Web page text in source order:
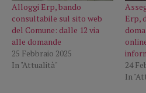
Alloggi Erp, bando
consultabile sul sito web
del Comune: dalle 12 via
alle domande
25 Febbraio 2025
In "Attualità"
Erp,
24
In